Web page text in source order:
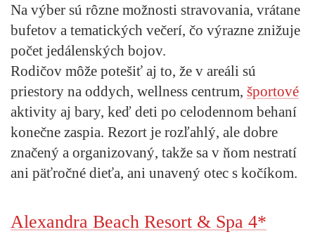
Na výber sú rôzne možnosti stravovania, vrátane
bufetov a tematických večerí, čo výrazne znižuje
počet jedálenských bojov.
Rodičov môže potešiť aj to, že v areáli sú
priestory na oddych, wellness centrum, športové
aktivity aj bary, keď deti po celodennom behaní
konečne zaspia. Rezort je rozľahlý, ale dobre
značený a organizovaný, takže sa v ňom nestratí
ani päťročné dieťa, ani unavený otec s kočíkom.
Alexandra Beach Resort & Spa 4*